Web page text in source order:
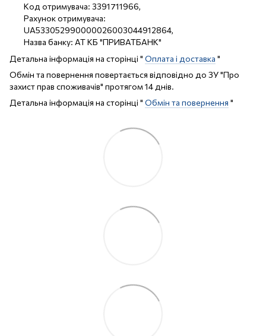
Код отримувача: 3391711966,
Рахунок отримувача:
UA533052990000026003044912864,
Назва банку: АТ КБ "ПРИВАТБАНК"
Детальна інформація на сторінці " Оплата і доставка "
Обмін та повернення повертається відповідно до ЗУ "Про
захист прав споживачів" протягом 14 днів.
Детальна інформація на сторінці " Обмін та повернення "